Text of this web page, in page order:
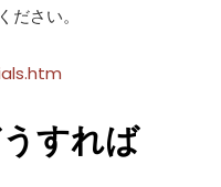
さい。
すれば